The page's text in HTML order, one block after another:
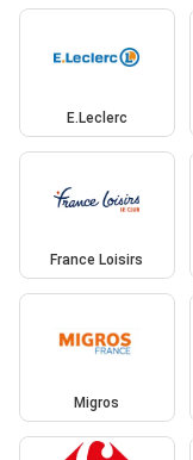
E.Leclerc
France Loisirs
Migros